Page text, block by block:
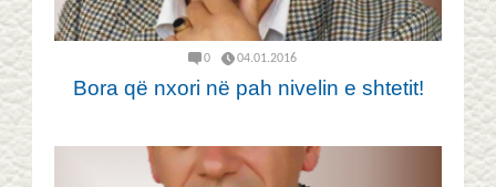
0 04.01.2016
Bora që nxori në pah nivelin e shtetit!